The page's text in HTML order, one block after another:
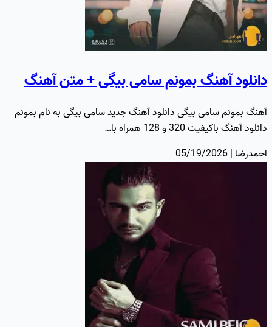
دانلود آهنگ بمونم سامی بیگی + متن آهنگ
آهنگ بمونم سامی بیگی دانلود آهنگ جدید سامی بیگی به نام بمونم
دانلود آهنگ باکیفیت 320 و 128 همراه با…
احمدرضا | 05/19/2026